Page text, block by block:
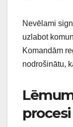
Nevēlami
uzlabot
Komandām
nodrošinātu,